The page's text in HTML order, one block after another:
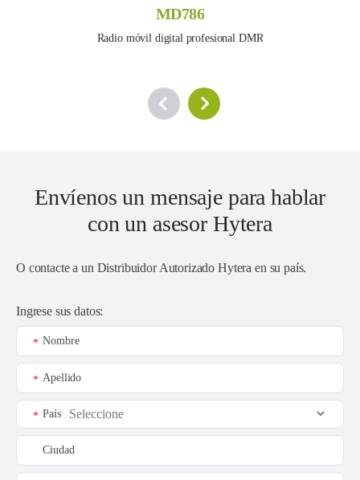
MD786
Radio móvil digital profesional DMR
Envíenos un mensaje para hablar
con un asesor Hytera
O contacte a un Distribuidor Autorizado Hytera en su país.
Ingrese sus datos:
Nombre
*
Apellido
*
País
*
Ciudad